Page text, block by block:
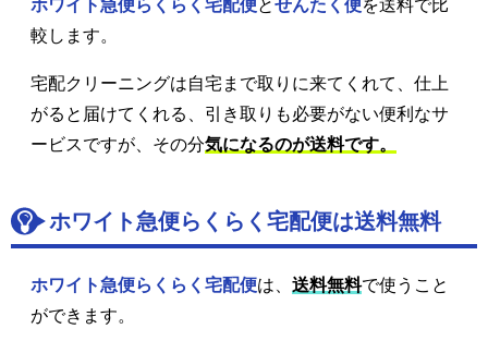
ホワイト急便らくらく宅配便とせんたく便を送料で比
較します。
宅配クリーニングは自宅まで取りに来てくれて、仕上
がると届けてくれる、引き取りも必要がない便利なサ
ービスですが、その分気になるのが送料です。
ホワイト急便らくらく宅配便は送料無料
ホワイト急便らくらく宅配便は、 送料無料で使うこと
ができます。